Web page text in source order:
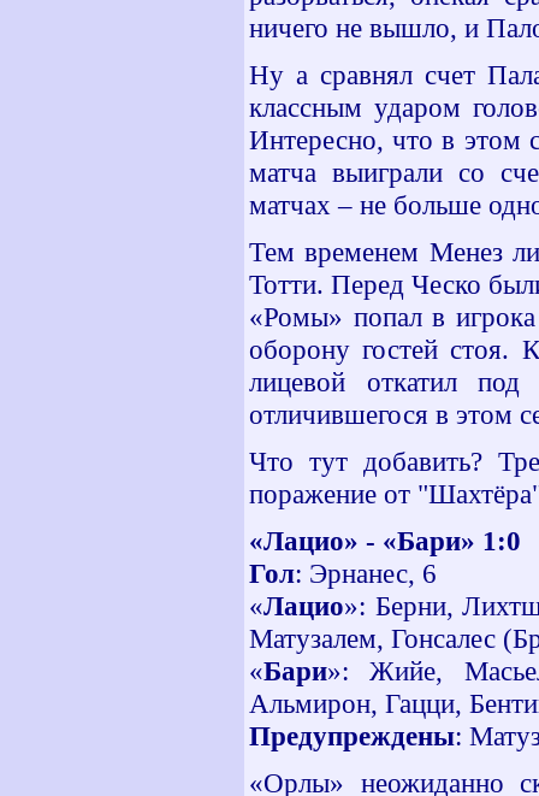
ничего не вышло, и
Ну а сравнял счет
классным ударом
Интересно, что в этом
матча выиграли со
матчах – не больше
Тем временем Менез
Тотти. Перед Ческо
«Ромы» попал в
оборону гостей стоя.
лицевой откатил
отличившегося в этом
Что тут добавить?
поражение от
«Лацио» - «Бари» 1:0
Гол: Эрнанес, 6
«Лацио»: Берни,
Матузалем, Гонсалес
«Бари»: Жийе,
Альмирон, Гацци,
Предупреждены:
«Орлы» неожиданно